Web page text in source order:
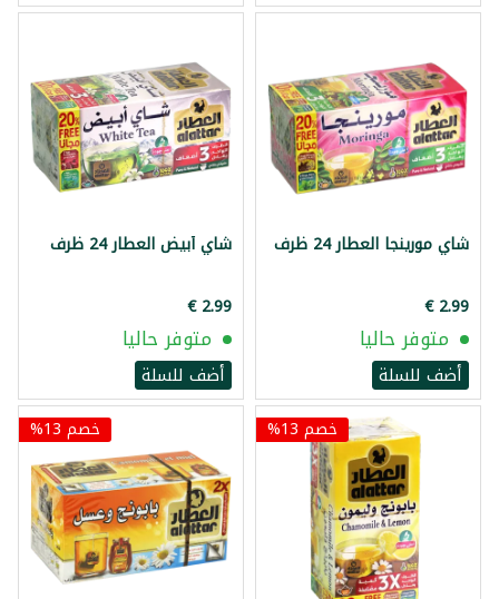
شاي مورينجا العطار 24 ظرف
متوفر حاليا
أضف للسلة
شاي أبيض العطار 24 ظرف
متوفر حاليا
أضف للسلة
خصم 13% خصم 13%